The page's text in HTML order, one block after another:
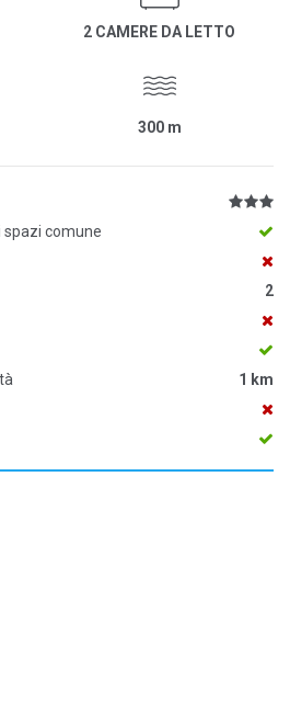
2 CAMERE DA LETTO
300 m
comune
2
1 km